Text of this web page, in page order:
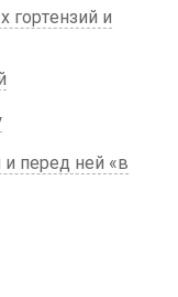
гортензий и
перед ней «в